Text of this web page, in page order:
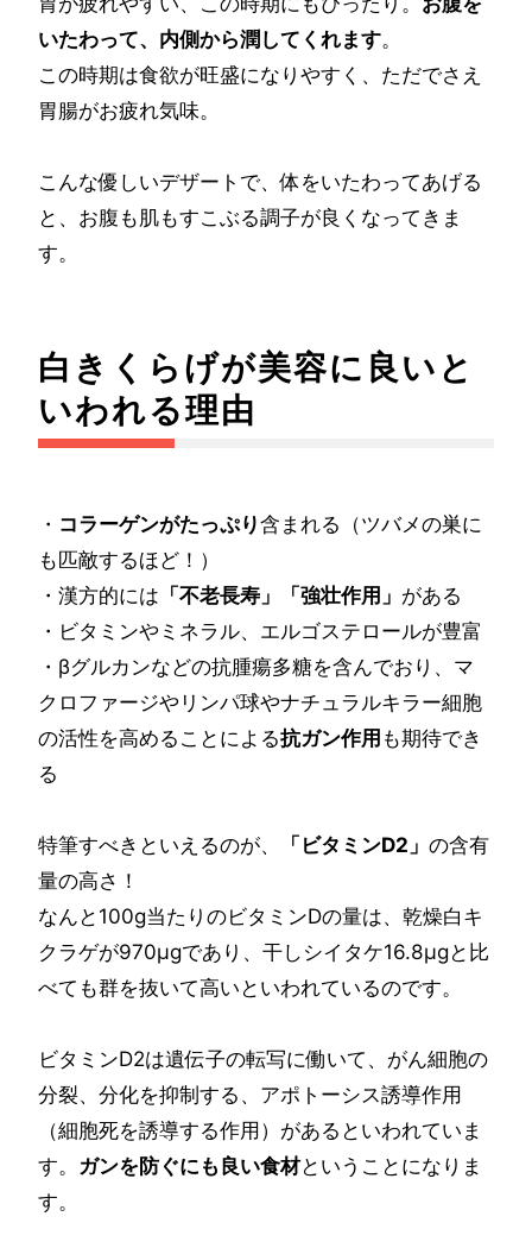
いたわって、内側から潤してくれます。
この時期は食欲が旺盛になりやすく、ただでさえ
胃腸がお疲れ気味。
こんな優しいデザートで、体をいたわってあげる
と、お腹も肌もすこぶる調子が良くなってきま
す。
白きくらげが美容に良いと
いわれる理由
・ コラーゲンがたっぷり含まれる（ツバメの巣に
も匹敵するほど！）
・漢方的には 「不老長寿」「強壮作用」 がある
・ビタミンやミネラル、エルゴステロールが豊富
・βグルカンなどの抗腫瘍多糖を含んでおり、マ
クロファージやリンパ球やナチュラルキラー細胞
の活性を高めることによる抗ガン作用も期待でき
る
特筆すべきといえるのが、 「ビタミンD2」の含有
量の高さ！
なんと100g当たりのビタミンDの量は、乾燥白キ
クラゲが970μgであり、干しシイタケ16.8μgと比
べても群を抜いて高いといわれているのです。
ビタミンD2は遺伝子の転写に働いて、がん細胞の
分裂、分化を抑制する、アポトーシス誘導作用
（細胞死を誘導する作用）があるといわれていま
す。 ガンを防ぐにも良い食材ということになりま
す。